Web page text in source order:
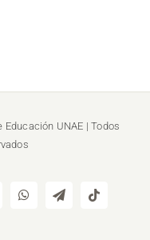
Educación UNAE | Todos
WhatsAppTelegramTiktok